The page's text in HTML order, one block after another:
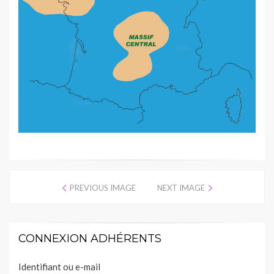
PREVIOUS IMAGE NEXT IMAGE
CONNEXION ADHÉRENTS
Identifiant ou e-mail